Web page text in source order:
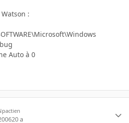
:
Auto à 0
20 a